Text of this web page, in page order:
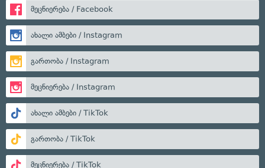
მეცნიერება / Facebook
ახალი ამბები / Instagram
გართობა / Instagram
მეცნიერება / Instagram
ახალი ამბები / TikTok
გართობა / TikTok
მეცნიერება / TikTok